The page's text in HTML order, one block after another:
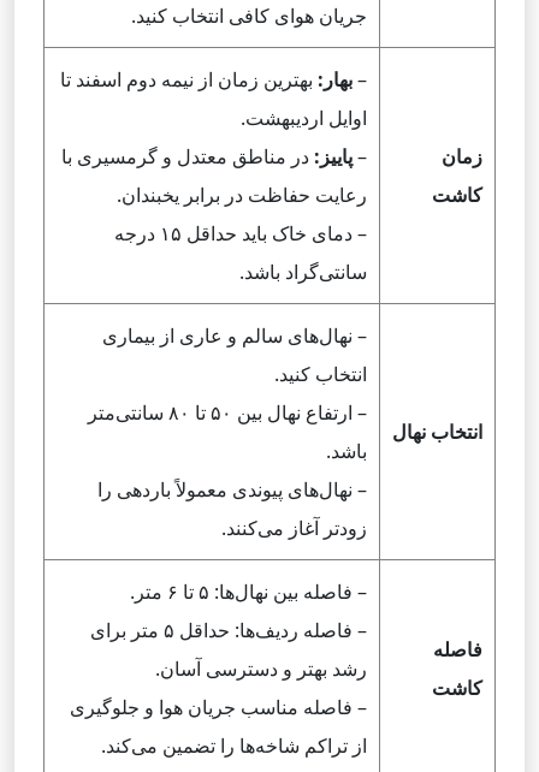
جریان هوای کافی انتخاب کنید.
زمان
کاشت
–بهار: بهترین زمان از نیمه دوم اسفند تا
اوایل اردیبهشت.
–پاییز: در مناطق معتدل و گرمسیری با
رعایت حفاظت در برابر یخبندان.
– دمای خاک باید حداقل ۱۵ درجه
سانتی‌گراد باشد.
انتخاب نهال
– نهال‌های سالم و عاری از بیماری
انتخاب کنید.
– ارتفاع نهال بین ۵۰ تا ۸۰ سانتی‌متر
باشد.
– نهال‌های پیوندی معمولاً باردهی را
زودتر آغاز می‌کنند.
فاصله
کاشت
– فاصله بین نهال‌ها: ۵ تا ۶ متر.
– فاصله ردیف‌ها: حداقل ۵ متر برای
رشد بهتر و دسترسی آسان.
– فاصله مناسب جریان هوا و جلوگیری
از تراکم شاخه‌ها را تضمین می‌کند.